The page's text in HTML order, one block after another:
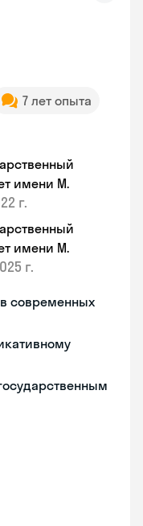
7 лет опыта
имени М.
г.
имени М.
г.
современных